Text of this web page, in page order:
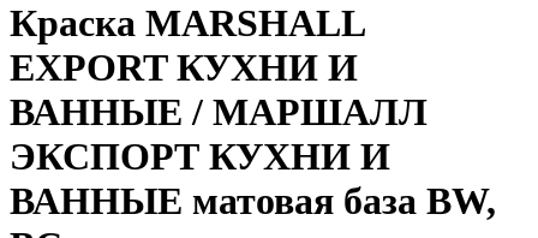
Краска MARSHALL
EXPORT КУХНИ И
ВАННЫЕ / МАРШАЛЛ
ЭКСПОРТ КУХНИ И
ВАННЫЕ матовая база BW,